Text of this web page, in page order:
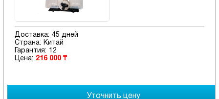
Доставка: 45 дней
Страна:
Китай
Гарантия:
12
Цена: 216 000 ₸